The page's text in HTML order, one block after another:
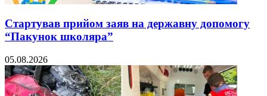
Стартував прийом заяв на державну допомогу
“Пакунок школяра”
05.08.2026